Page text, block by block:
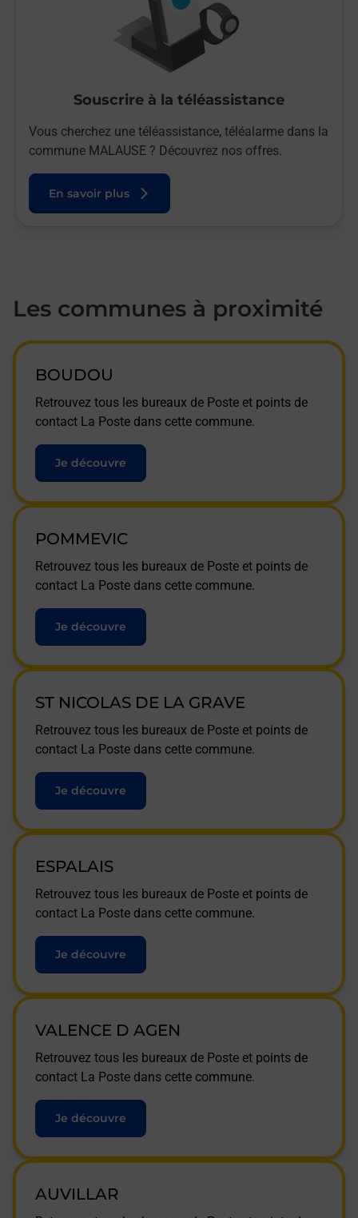
Souscrire à la téléassistance
Vous cherchez une téléassistance, téléalarme dans la
commune MALAUSE ? Découvrez nos offres.
En savoir plus
Les communes à proximité
BOUDOU
Retrouvez tous les bureaux de Poste et points de
contact La Poste dans cette commune.
Je découvre
POMMEVIC
Retrouvez tous les bureaux de Poste et points de
contact La Poste dans cette commune.
Je découvre
ST NICOLAS DE LA GRAVE
Retrouvez tous les bureaux de Poste et points de
contact La Poste dans cette commune.
Je découvre
ESPALAIS
Retrouvez tous les bureaux de Poste et points de
contact La Poste dans cette commune.
Je découvre
VALENCE D AGEN
Retrouvez tous les bureaux de Poste et points de
contact La Poste dans cette commune.
Je découvre
AUVILLAR